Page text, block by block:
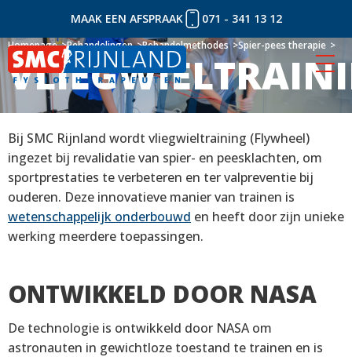
Naar
inhoud
MAAK EEN AFSPRAAK 071 - 341 13 12
Homepage Behandelingen Behandelmethodes Spier-pees therapie
Homepage Behandelingen Behandelmethodes Spier-pees therapie
Bij SMC Rijnland wordt vliegwieltraining (Flywheel)
ingezet bij revalidatie van spier- en peesklachten, om
sportprestaties te verbeteren en ter valpreventie bij
ouderen. Deze innovatieve manier van trainen is
wetenschappelijk onderbouwd en heeft door zijn unieke
werking meerdere toepassingen.
ONTWIKKELD DOOR NASA
De technologie is ontwikkeld door NASA om
astronauten in gewichtloze toestand te trainen en is